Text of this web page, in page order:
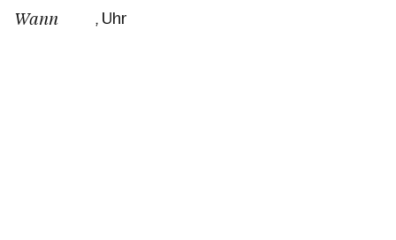
Personen
Wann , Uhr